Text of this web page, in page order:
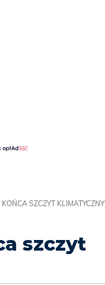
SZCZYT KLIMATYCZNY
szczyt